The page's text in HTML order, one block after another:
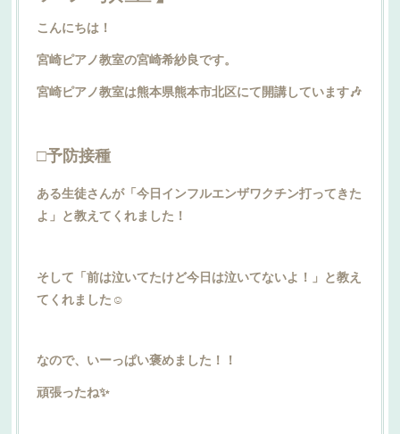
こんにちは！
宮崎ピアノ教室の宮崎希紗良です。
宮崎ピアノ教室は熊本県熊本市北区にて開講しています🎶
□予防接種
ある生徒さんが「今日インフルエンザワクチン打ってきた
よ」と教えてくれました！
そして「前は泣いてたけど今日は泣いてないよ！」と教え
てくれました☺️
なので、いーっぱい褒めました！！
頑張ったね✨️